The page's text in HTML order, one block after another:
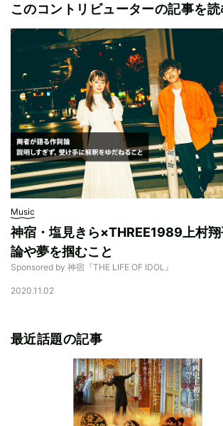
このコントリビューターの記事を読
Music
神宿・塩見きら×THREE1989上村翔
論や夢を掴むこと
Sponsored by 神宿『THE LIFE OF IDOL』
2020.11.02
最近話題の記事